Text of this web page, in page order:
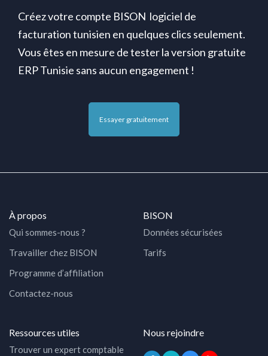
Créez votre compte BISON logiciel de
facturation tunisien en quelques clics seulement.
Vous êtes en mesure de tester la version gratuite
ERP Tunisie sans aucun engagement !
Essayer gratuitement
À propos
Qui sommes-nous ?
Travailler chez BISON
Programme d’affiliation
Contactez-nous
BISON
Données sécurisées
Tarifs
Ressources utiles
Trouver un expert comptable
Nous rejoindre